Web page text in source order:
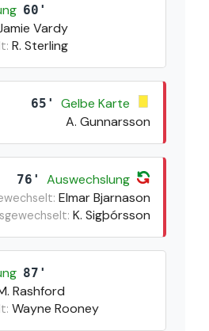
60'
Vardy
R. Sterling
65'
Gelbe Karte
A. Gunnarsson
76' Auswechslung
Elmar Bjarnason
K. Sigþórsson
87'
Rashford
Wayne Rooney